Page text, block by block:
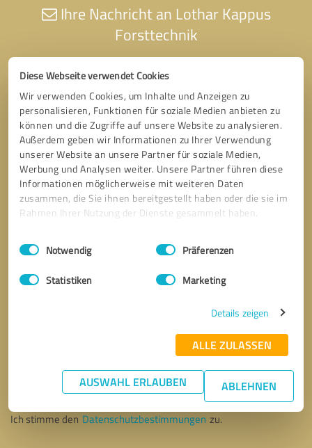
Diese Webseite verwendet Cookies
Wir verwenden Cookies, um Inhalte und Anzeigen zu
personalisieren, Funktionen für soziale Medien anbieten zu
können und die Zugriffe auf unsere Website zu analysieren.
Außerdem geben wir Informationen zu Ihrer Verwendung
unserer Website an unsere Partner für soziale Medien,
Werbung und Analysen weiter. Unsere Partner führen diese
Informationen möglicherweise mit weiteren Daten
zusammen, die Sie ihnen bereitgestellt haben oder die sie im
Rahmen Ihrer Nutzung der Dienste gesammelt haben.
Impressum Datenschutzbestimmungen
Einwilligungsauswahl
Notwendig Präferenzen
Statistiken Marketing
Details zeigen
ALLE ZULASSEN
AUSWAHL ERLAUBEN ABLEHNEN
Ihre Nachricht an Lothar Kappus
Forsttechnik
* Erforderliche Angaben
Nachricht senden
Ich stimme den Datenschutzbestimmungen zu.